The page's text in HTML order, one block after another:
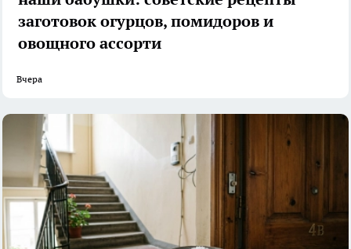
заготовок огурцов, помидоров и
овощного ассорти
Вчера